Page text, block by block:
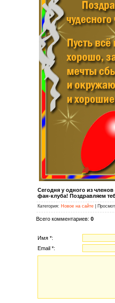
Сегодня у одного из
фан-клуба! Поздравляем
Категория: Новое на сайте
Всего комментариев: 0
Имя *:
Email *: